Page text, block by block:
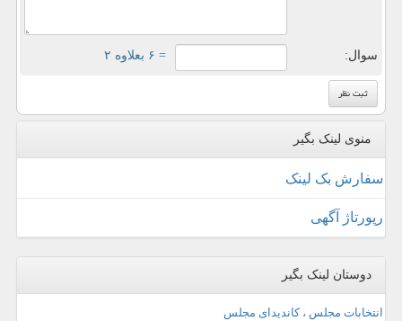
سوال: = ۶ بعلاوه ۲
منوی لینک بگیر
سفارش بک لینک
رپورتاژ آگهی
دوستان لینک بگیر
انتخابات مجلس ، کاندیدای مجلس